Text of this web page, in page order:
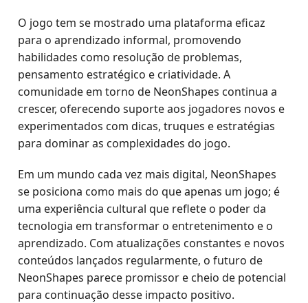
O jogo tem se mostrado uma plataforma eficaz
para o aprendizado informal, promovendo
habilidades como resolução de problemas,
pensamento estratégico e criatividade. A
comunidade em torno de NeonShapes continua a
crescer, oferecendo suporte aos jogadores novos e
experimentados com dicas, truques e estratégias
para dominar as complexidades do jogo.
Em um mundo cada vez mais digital, NeonShapes
se posiciona como mais do que apenas um jogo; é
uma experiência cultural que reflete o poder da
tecnologia em transformar o entretenimento e o
aprendizado. Com atualizações constantes e novos
conteúdos lançados regularmente, o futuro de
NeonShapes parece promissor e cheio de potencial
para continuação desse impacto positivo.